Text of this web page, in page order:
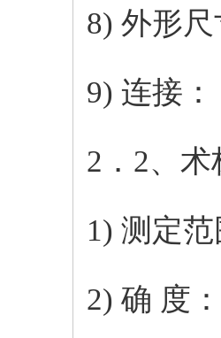
8) 外形
9) 连接
2．2、术
1) 测定
2) 确 度